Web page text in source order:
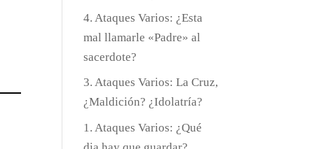
4. Ataques Varios: ¿Esta
mal llamarle «Padre» al
sacerdote?
3. Ataques Varios: La Cruz,
¿Maldición? ¿Idolatría?
1. Ataques Varios: ¿Qué